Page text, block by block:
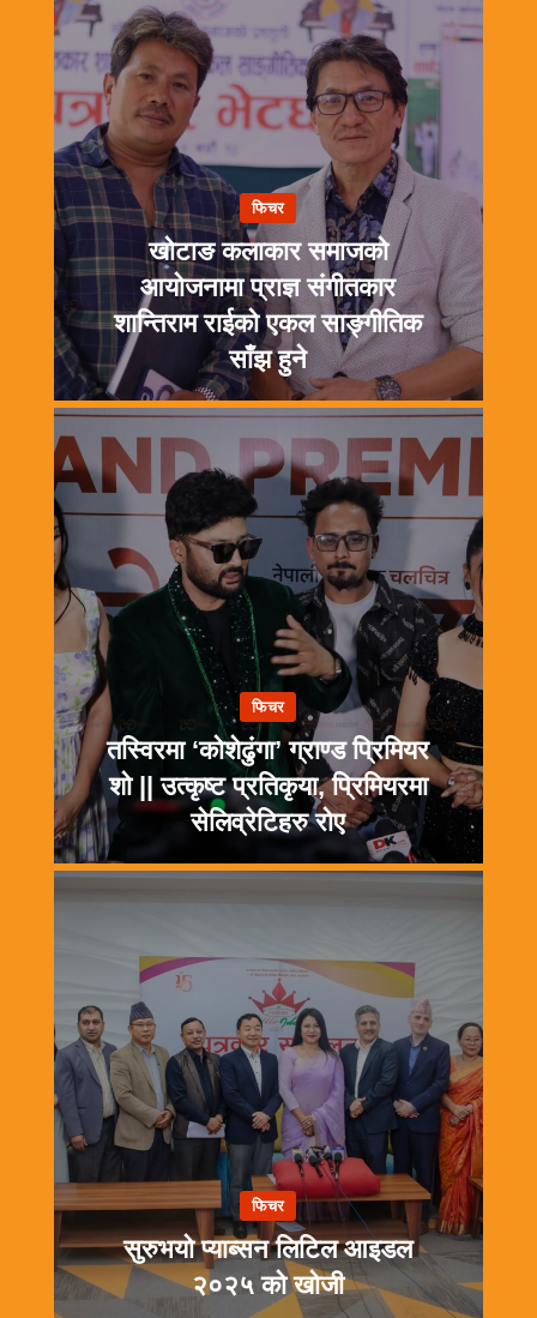
फिचर
खोटाङ कलाकार समाजको
आयोजनामा प्राज्ञ संगीतकार
शान्तिराम राईको एकल साङ्गीतिक
साँझ हुने
फिचर
तस्विरमा ‘कोशेढुंगा’ ग्राण्ड प्रिमियर
शो || उत्कृष्ट प्रतिकृया, प्रिमियरमा
सेलिव्रेटिहरु रोए
फिचर
सुरुभयो प्याब्सन लिटिल आइडल
२०२५ को खोजी